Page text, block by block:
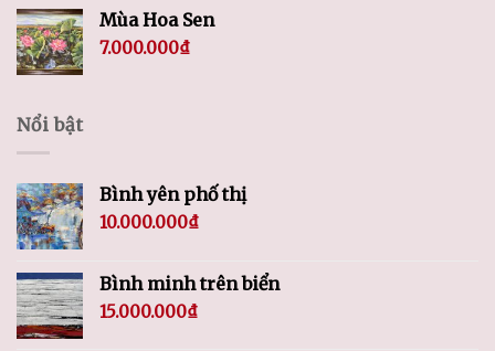
Mùa Hoa Sen
7.000.000₫
Nổi bật
Bình yên phố thị
10.000.000₫
Bình minh trên biển
15.000.000₫